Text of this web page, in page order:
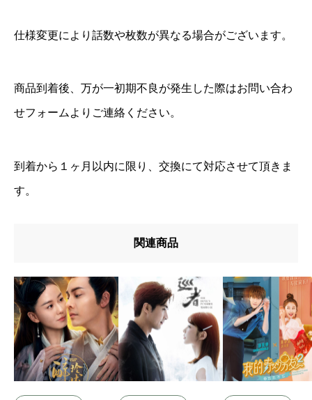
仕様変更により話数や枚数が異なる場合がございます。
商品到着後、万が一初期不良が発生した際はお問い合わ
せフォームよりご連絡ください。
到着から１ヶ月以内に限り、交換にて対応させて頂きま
す。
関連商品